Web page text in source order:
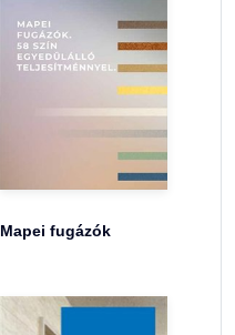
Mapei fugázók